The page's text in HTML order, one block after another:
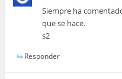
Siempre ha
que se hace.
s2
Responder